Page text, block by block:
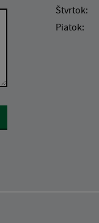
Štvrtok:
Piatok: